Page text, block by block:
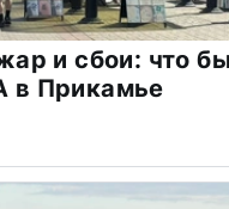
и сбои: что
в Прикамье